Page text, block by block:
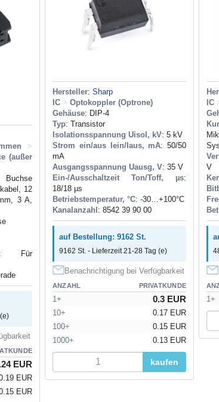
>
(außer
12
3 A,
Für
EUR
EUR
EUR
Hersteller: Sharp
IC > Optokoppler (Optrone)
Gehäuse: DIP-4
Typ: Transistor
Isolationsspannung Uisol, kV: 5 kV
Strom ein/aus Iein/Iaus, mA: 50/50
mA
Ausgangsspannung Uausg, V: 35 V
Ein-/Ausschaltzeit Ton/Toff, µs:
18/18 µs
Betriebstemperatur, °C: -30…+100°С
Kanalanzahl : 8542 39 90 00
auf Bestellung: 9162 St.
9162 St. - Lieferzeit 21-28 Tag (e)
Benachrichtigung bei Verfügbarkeit
ANZAHL PRIVATKUNDE
1+ 0.3 EUR
10+
0.17 EUR
100+
0.15 EUR
1000+
0.13 EUR
kaufen
IC
V
1+